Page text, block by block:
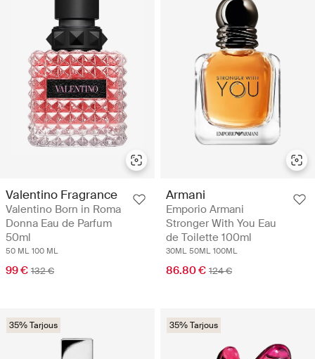
Valentino Fragrance
Valentino Born in Roma
Donna Eau de Parfum
50ml
50 ML 100 ML
99 € 132 €
Armani
Emporio Armani
Stronger With You Eau
de Toilette 100ml
30ML 50ML 100ML
86.80 € 124 €
35% Tarjous 35% Tarjous